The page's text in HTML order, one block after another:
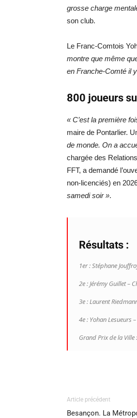
grosse charge
son club.
Le Franc-Comtois
montre que même
en Franche-Comté il
800 joueurs
« C’est la première
maire de Pontarlier.
de monde. On a
chargée des
FFT, a demandé
non-licenciés) en
samedi soir ».
Résultats :
1er : Stéphane
2e : Jérémy Guillet –
3e : Laurent
4e : Yohan Lesueurs
Grand Prix de la Ville
Article précédent
Besançon. La